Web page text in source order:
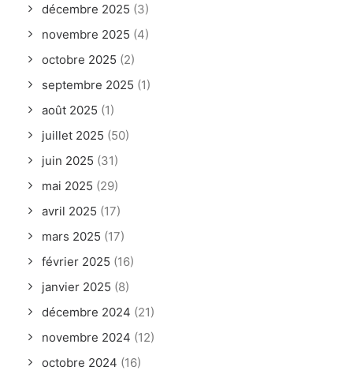
décembre 2025 (3)
novembre 2025 (4)
octobre 2025 (2)
septembre 2025 (1)
août 2025 (1)
juillet 2025 (50)
juin 2025 (31)
mai 2025 (29)
avril 2025 (17)
mars 2025 (17)
février 2025 (16)
janvier 2025 (8)
décembre 2024 (21)
novembre 2024 (12)
octobre 2024 (16)